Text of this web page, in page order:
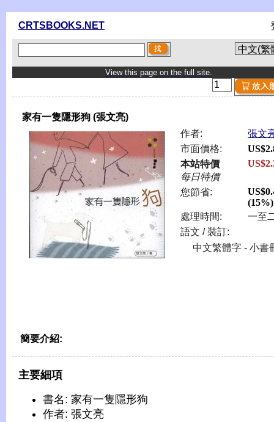
CRTSBOOKS.NET
View this page on the full site.
家有一隻隱形狗 (張文亮)
作者:
張文
市面價格:
本站特價
每日特價
您節省:
(15%)
處理時間:
一至
語文 / 裝訂:
中文繁體字 - 小書
簡要介紹:
主要細項
書名: 家有一隻隱形狗
作者: 張文亮